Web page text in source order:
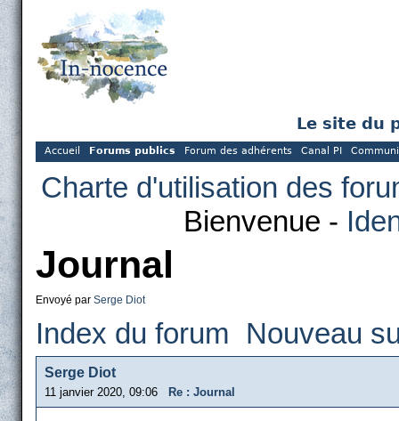
Le site du
Accueil Forums publics Forum des adhérents Canal PI
Charte d'utilisation des
Bienvenue -
Journal
Envoyé par Serge Diot
Index du forum Nouveau
Serge Diot
11 janvier 2020, 09:06 Re : Journal